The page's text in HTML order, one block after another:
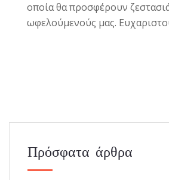
οποία θα προσφέρουν
ωφελούμενούς μας.
Πρόσφατα άρθρα